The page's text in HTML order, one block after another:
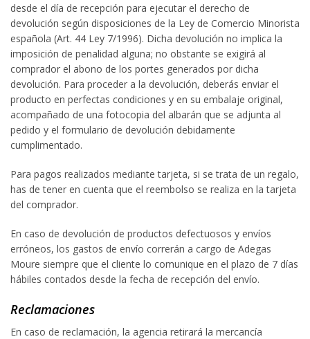
desde el día de recepción para ejecutar el derecho de
devolución según disposiciones de la Ley de Comercio Minorista
española (Art. 44 Ley 7/1996). Dicha devolución no implica la
imposición de penalidad alguna; no obstante se exigirá al
comprador el abono de los portes generados por dicha
devolución. Para proceder a la devolución, deberás enviar el
producto en perfectas condiciones y en su embalaje original,
acompañado de una fotocopia del albarán que se adjunta al
pedido y el formulario de devolución debidamente
cumplimentado.
Para pagos realizados mediante tarjeta, si se trata de un regalo,
has de tener en cuenta que el reembolso se realiza en la tarjeta
del comprador.
En caso de devolución de productos defectuosos y envíos
erróneos, los gastos de envío correrán a cargo de Adegas
Moure siempre que el cliente lo comunique en el plazo de 7 días
hábiles contados desde la fecha de recepción del envío.
Reclamaciones
En caso de reclamación, la agencia retirará la mercancía